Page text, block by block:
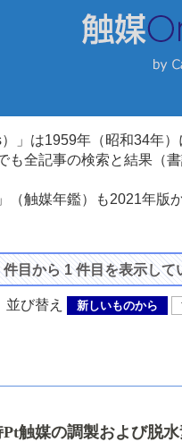
」は1959年（昭和34年
も全記事の検索と結果（
（触媒年鑑）も2021年
件目から 1 件目を表示して
替え 新しいものから
触媒の調製および脱